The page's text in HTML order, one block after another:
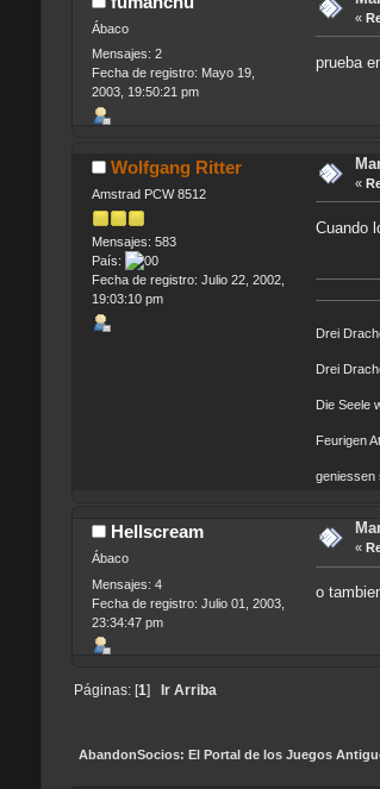
Ábaco
Mensajes: 2
Fecha de registro: Mayo 19,
2003, 19:50:21 pm
«
prueba
Wolfgang Ritter
Amstrad PCW 8512
Mensajes: 583
País:
Fecha de registro: Julio 22, 2002,
19:03:10 pm
«
Cuando
Drei
Drei
Die Seele
Feurigen
geniessen
Hellscream
Ábaco
Mensajes: 4
Fecha de registro: Julio 01, 2003,
23:34:47 pm
«
o
Páginas: [1]
Ir Arriba
AbandonSocios: El Portal de los Juegos